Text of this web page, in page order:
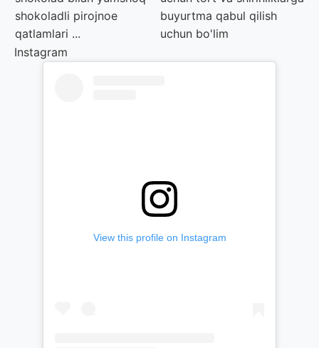
shokoladli pirojnoe
qatlamlari ...
buyurtma qabul qilish
uchun bo'lim
Instagram
View this profile on Instagram